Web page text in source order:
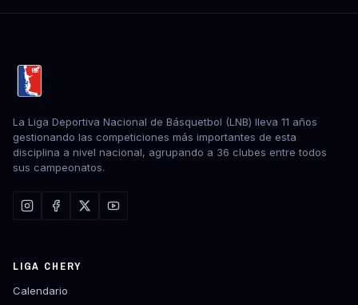
La Liga Deportiva Nacional de Básquetbol (LNB) lleva 11 años
gestionando las competiciones más importantes de esta
disciplina a nivel nacional, agrupando a 36 clubes entre todos
sus campeonatos.
LIGA CHERY
Calendario